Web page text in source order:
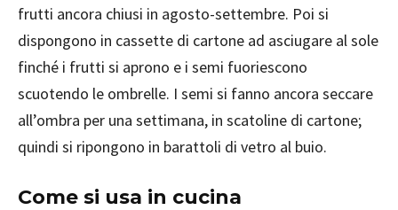
frutti ancora chiusi in agosto-settembre. Poi si
dispongono in cassette di cartone ad asciugare al sole
finché i frutti si aprono e i semi fuoriescono
scuotendo le ombrelle. I semi si fanno ancora seccare
all’ombra per una settimana, in scatoline di cartone;
quindi si ripongono in barattoli di vetro al buio.
Come si usa in cucina